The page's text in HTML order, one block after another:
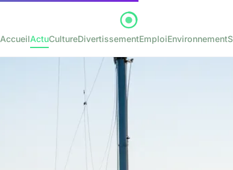
AccueilActuCultureDivertissementEmploiEnvironnement